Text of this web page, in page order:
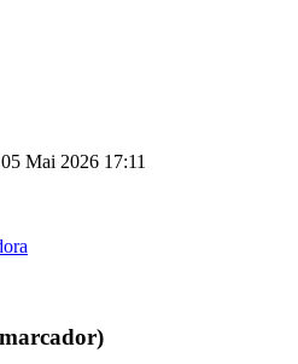
Mai 2026 17:11